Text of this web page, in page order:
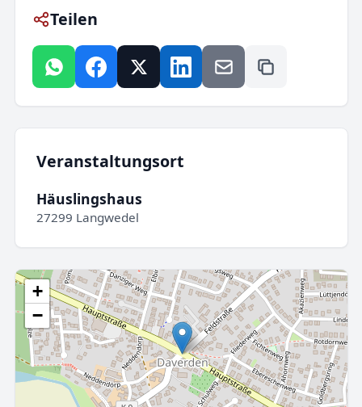
Teilen
Veranstaltungsort
Häuslingshaus
27299 Langwedel
+
−